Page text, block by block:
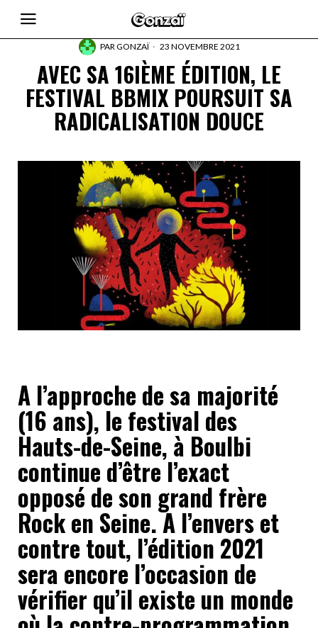
PARGONZAÏ 23 NOVEMBRE 2021
AVEC SA 16IÈME ÉDITION, LE
FESTIVAL BBMIX POURSUIT SA
RADICALISATION DOUCE
A l’approche de sa majorité
(16 ans), le festival des
Hauts-de-Seine, à Boulbi
continue d’être l’exact
opposé de son grand frère
Rock en Seine. A l’envers et
contre tout, l’édition 2021
sera encore l’occasion de
vérifier qu’il existe un monde